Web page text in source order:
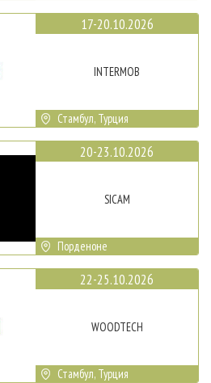
17-20.10.2026
INTERMOB
Стамбул, Турция
20-23.10.2026
SICAM
Порденоне
22-25.10.2026
WOODTECH
Стамбул, Турция